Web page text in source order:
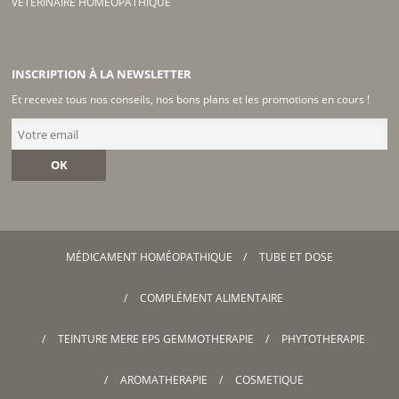
INSCRIPTION À LA NEWSLETTER
Et recevez tous nos conseils, nos bons plans et les promotions en cours !
OK
MÉDICAMENT HOMÉOPATHIQUE TUBE ET DOSE
COMPLÉMENT ALIMENTAIRE
TEINTURE MERE EPS GEMMOTHERAPIE PHYTOTHERAPIE
AROMATHERAPIE COSMETIQUE